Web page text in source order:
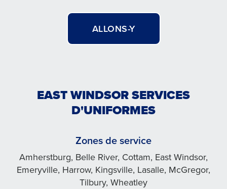
ALLONS-Y
EAST WINDSOR SERVICES
D'UNIFORMES
Zones de service
Amherstburg, Belle River, Cottam, East Windsor,
Emeryville, Harrow, Kingsville, Lasalle, McGregor,
Tilbury, Wheatley